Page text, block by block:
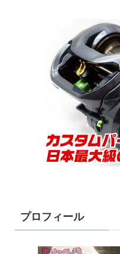
プロフィール